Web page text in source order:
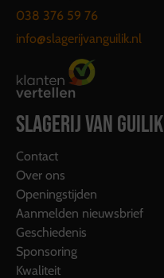
038 376 59 76
info@slagerijvanguilik.nl
SLAGERIJ VAN GUILIK
Contact
Over ons
Openingstijden
Aanmelden nieuwsbrief
Geschiedenis
Sponsoring
Kwaliteit